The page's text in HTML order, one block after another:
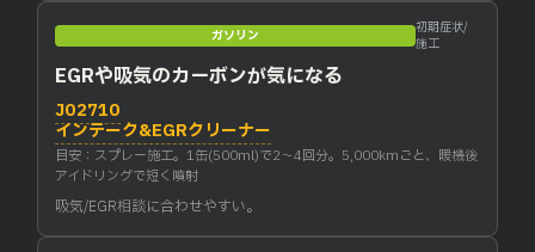
ガソリン
初期症状/
施工
EGRや吸気のカーボンが気になる
J02710
インテーク&EGRクリーナー
目安：スプレー施工。1缶(500ml)で2〜4回分。5,000kmごと、暖機後
アイドリングで短く噴射
吸気/EGR相談に合わせやすい。